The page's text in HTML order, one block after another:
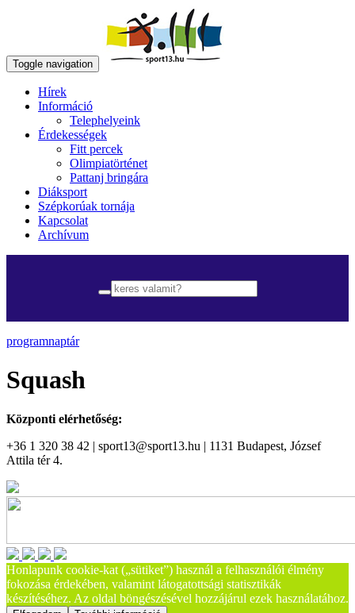
Toggle navigation
Hírek
Információ
Telephelyeink
Érdekességek
Fitt percek
Olimpiatörténet
Pattanj bringára
Diáksport
Szépkorúak tornája
Kapcsolat
Archívum
programnaptár
Squash
Központi elérhetőség:
+36 1 320 38 42 | sport13@sport13.hu | 1131 Budapest, József
Attila tér 4.
Honlapunk cookie-kat („sütiket”) használ a felhasználói élmény
fokozása érdekében, valamint látogatottsági statisztikák
készítéséhez. Az oldal böngészésével hozzájárul ezek használatához.